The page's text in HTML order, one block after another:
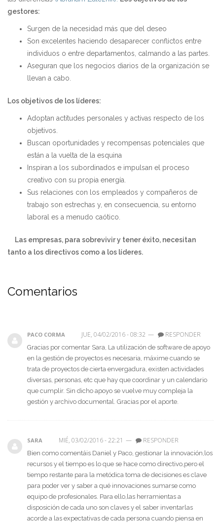
gestores:
Surgen de la necesidad más que del deseo
Son excelentes haciendo desaparecer conflictos entre
individuos o entre departamentos, calmando a las partes.
Aseguran que los negocios diarios de la organización se
llevan a cabo.
Los objetivos de los líderes:
Adoptan actitudes personales y activas respecto de los
objetivos.
Buscan oportunidades y recompensas potenciales que
están a la vuelta de la esquina
Inspiran a los subordinados e impulsan el proceso
creativo con su propia energía.
Sus relaciones con los empleados y compañeros de
trabajo son estrechas y, en consecuencia, su entorno
laboral es a menudo caótico.
Las empresas, para sobrevivir y tener éxito, necesitan
tanto a los directivos como a los líderes.
Comentarios
PACO CORMA JUE, 04/02/2016 - 08:32 — RESPONDER
Gracias por comentar Sara, La utilización de software de apoyo
en la gestión de proyectos es necesaria, máxime cuando se
trata de proyectos de cierta envergadura, existen actividades
diversas, personas, etc que hay que coordinar y un calendario
que cumplir. Sin dicho apoyo se vuelve muy compleja la
gestión y archivo documental. Gracias por el aporte.
SARA MIÉ, 03/02/2016 - 22:21 — RESPONDER
Bien como comentáis Daniel y Paco, gestionar la innovación,los
recursos y el tiempo es lo que se hace como directivo,pero el
tiempo restante para la metódica toma de decisiones es clave
para poder ver y saber a qué innovaciones sumarse como
equipo de profesionales. Para ello,las herramientas a
disposición de cada uno son claves y el saber inventarlas
acorde a las expectativas de cada persona cuando piensa en